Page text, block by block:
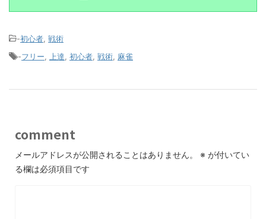
-初心者, 戦術
-フリー, 上達, 初心者, 戦術, 麻雀
comment
メールアドレスが公開されることはありません。 ※ が付いてい
る欄は必須項目です